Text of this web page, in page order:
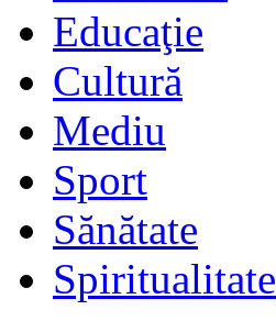
Educaţie
Cultură
Mediu
Sport
Sănătate
Spiritualitate